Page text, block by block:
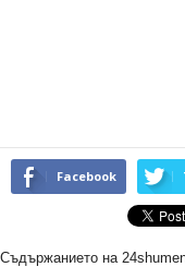
Facebook
Съдържанието на